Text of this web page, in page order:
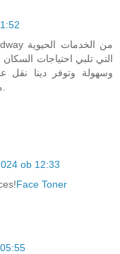
التي تلبي احتياجات
وسهولة وتوفر دينا
ob 12:33
Face Toner